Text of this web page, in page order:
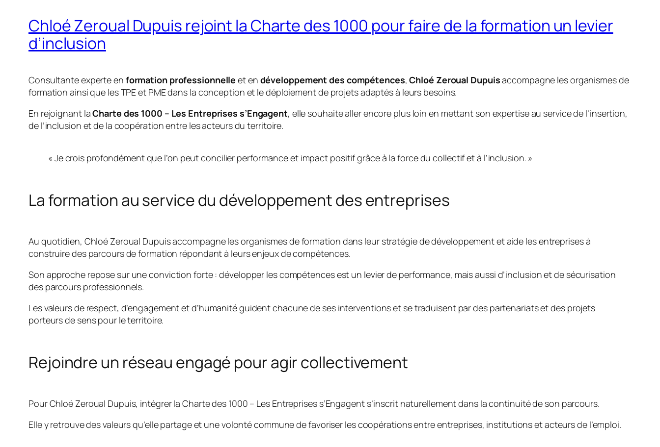
Chloé Zeroual Dupuis rejoint la Charte des 1000 pour faire de la formation un levier
d’inclusion
Consultante experte en formation professionnelle et en développement des compétences,Chloé Zeroual Dupuisaccompagne les organismes de
formation ainsi que les TPE et PME dans la conception et le déploiement de projets adaptés à leurs besoins.
En rejoignant laCharte des 1000 – Les Entreprises s’Engagent, elle souhaite aller encore plus loin en mettant son expertise au service de l’insertion,
de l’inclusion et de la coopération entre les acteurs du territoire.
« Je crois profondément que l’on peut concilier performance et impact positif grâce à la force du collectif et à l’inclusion. »
La formation au service du développement des entreprises
Au quotidien, Chloé Zeroual Dupuis accompagne les organismes de formation dans leur stratégie de développement et aide les entreprises à
construire des parcours de formation répondant à leurs enjeux de compétences.
Son approche repose sur une conviction forte : développer les compétences est un levier de performance, mais aussi d’inclusion et de sécurisation
des parcours professionnels.
Les valeurs de respect, d’engagement et d’humanité guident chacune de ses interventions et se traduisent par des partenariats et des projets
porteurs de sens pour le territoire.
Rejoindre un réseau engagé pour agir collectivement
Pour Chloé Zeroual Dupuis, intégrer la Charte des 1000 – Les Entreprises s’Engagent s’inscrit naturellement dans la continuité de son parcours.
Elle y retrouve des valeurs qu’elle partage et une volonté commune de favoriser les coopérations entre entreprises, institutions et acteurs de l’emploi.